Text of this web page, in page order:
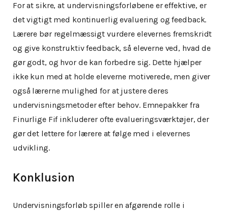
For at sikre, at undervisningsforløbene er effektive, er
det vigtigt med kontinuerlig evaluering og feedback.
Lærere bør regelmæssigt vurdere elevernes fremskridt
og give konstruktiv feedback, så eleverne ved, hvad de
gør godt, og hvor de kan forbedre sig. Dette hjælper
ikke kun med at holde eleverne motiverede, men giver
også lærerne mulighed for at justere deres
undervisningsmetoder efter behov. Emnepakker fra
Finurlige Fif inkluderer ofte evalueringsværktøjer, der
gør det lettere for lærere at følge med i elevernes
udvikling.
Konklusion
Undervisningsforløb spiller en afgørende rolle i